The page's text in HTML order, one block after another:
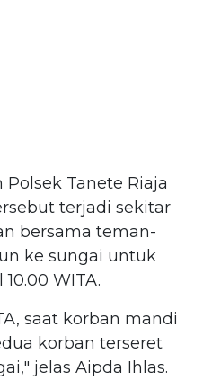
Tanete Riaja
terjadi sekitar
bersama teman-
ke sungai untuk
WITA.
saat korban mandi
korban terseret
jelas Aipda Ihlas.